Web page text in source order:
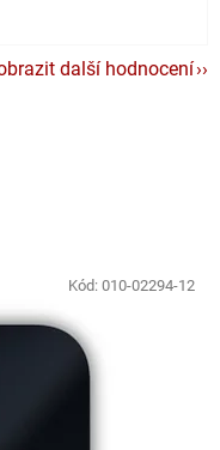
další hodnocení
Kód: 010-02294-12